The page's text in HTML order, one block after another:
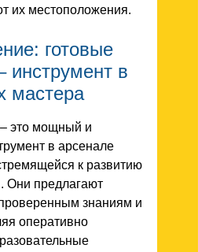
их местоположения.
готовые
инструмент в
мастера
– это мощный и
в арсенале
к развитию
Они предлагают
знаниям и
оперативно